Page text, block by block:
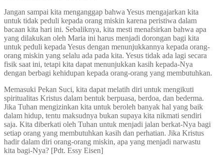
Jangan sampai kita menganggap bahwa Yesus mengajarkan kita
untuk tidak peduli kepada orang miskin karena peristiwa dalam
bacaan kita hari ini. Sebaliknya, kita mesti menafsirkan bahwa apa
yang dilakukan oleh Maria ini harus menjadi dorongan bagi kita
untuk peduli kepada Yesus dengan menunjukkannya kepada orang-
orang miskin yang selalu ada pada kita. Yesus tidak ada lagi secara
fisik saat ini, tetapi kita dapat menunjukkan kasih kepada-Nya
dengan berbagi kehidupan kepada orang-orang yang membutuhkan.
Memasuki Pekan Suci, kita dapat melatih diri untuk mengikuti
spiritualitas Kristus dalam bentuk berpuasa, berdoa, dan bederma.
Jika Tuhan mengizinkan kita untuk beroleh banyak hal yang baik
dalam hidup, tentu maksudnya bukan supaya kita nikmati sendiri
saja. Kita diberkati oleh Tuhan untuk menjadi jalan berkat-Nya bagi
setiap orang yang membutuhkan kasih dan perhatian. Jika Kristus
hadir dalam diri orang-orang miskin, apa yang menjadi narwastu
kita bagi-Nya? [Pdt. Essy Eisen]